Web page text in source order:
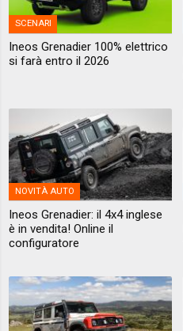
SCENARI
Ineos Grenadier 100% elettrico
si farà entro il 2026
NOVITÀ AUTO
Ineos Grenadier: il 4x4 inglese
è in vendita! Online il
configuratore